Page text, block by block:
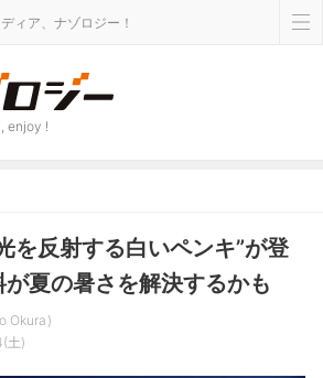
ィア、ナゾロジー！
enjoy !
を反射する白いペンキ”が登
夏の暑さを解決するかも
Okura
土)